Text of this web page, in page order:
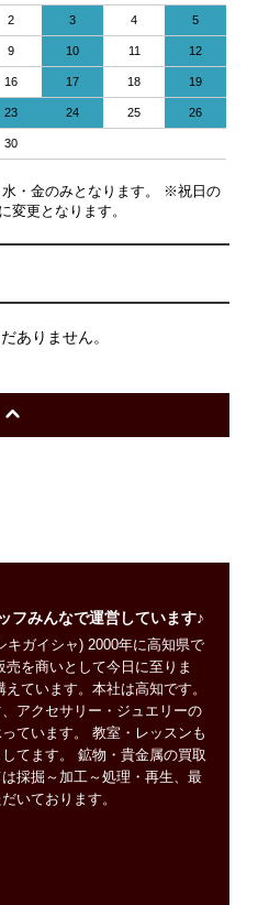
2 3 4 5
9 10 11 12
16 17 18 19
23 24 25 26
30
・金のみとなります。 ※祝日の
変更となります。
ありません。
みんなで運営しています♪
ガイシャ) 2000年に高知県で
を商いとして今日に至りま
ています。本社は高知です。
アクセサリー・ジュエリーの
ています。 教室・レッスンも
てます。 鉱物・貴金属の買取
採掘～加工～処理・再生、最
いております。